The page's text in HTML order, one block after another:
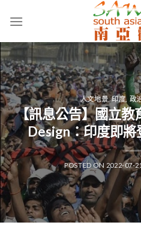
人文地景,印度, 政
【訊息公告】國立教
Design：印度即將
POSTED ON 2022-07-21